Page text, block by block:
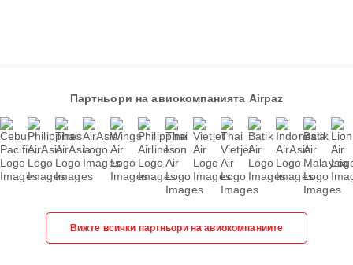
Партньори на авиокомпанията Airpaz
Вижте всички партньори на авиокомпаниите